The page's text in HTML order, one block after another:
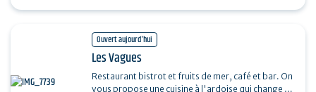
Ouvert aujourd'hui
Les Vagues
Restaurant bistrot et fruits de mer, café et bar. On
vous propose une cuisine à l'ardoise qui change au